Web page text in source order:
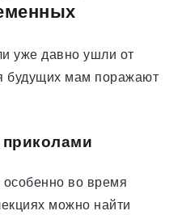
уже давно ушли от
будущих мам поражают
во время
можно найти